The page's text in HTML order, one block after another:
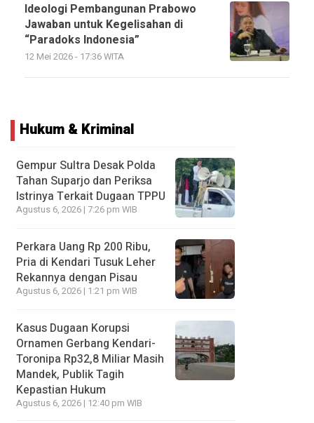
Ideologi Pembangunan Prabowo
Jawaban untuk Kegelisahan di
“Paradoks Indonesia”
12 Mei 2026 - 17:36 WITA
Hukum & Kriminal
Gempur Sultra Desak Polda
Tahan Suparjo dan Periksa
Istrinya Terkait Dugaan TPPU
Agustus 6, 2026 | 7:26 pm WIB
Perkara Uang Rp 200 Ribu,
Pria di Kendari Tusuk Leher
Rekannya dengan Pisau
Agustus 6, 2026 | 1:21 pm WIB
Kasus Dugaan Korupsi
Ornamen Gerbang Kendari-
Toronipa Rp32,8 Miliar Masih
Mandek, Publik Tagih
Kepastian Hukum
Agustus 6, 2026 | 12:40 pm WIB